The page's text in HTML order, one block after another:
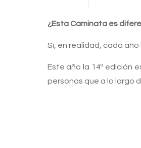
¿Esta Caminata es
Sí, en realidad, cada
Este año la 14ª edición
personas que a lo largo